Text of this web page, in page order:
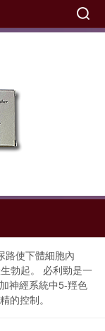
路使下體細胞內
勃起。 必利勁是一
神經系統中5-羥色
的控制。